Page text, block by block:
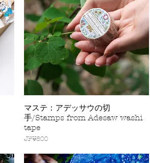
快速瀏覽
マステ：アデッサウの切
手/Stamps from Adesaw washi
tape
價格
JP¥800